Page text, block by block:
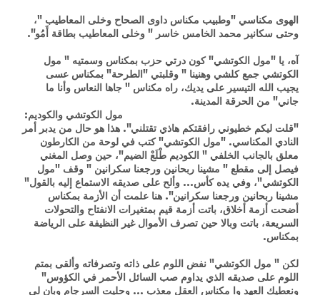
الهوى مكناسي "وطبيب مكناس داوى الصحاح وخلى المعاطيب "،
وحتى سكانير محمد الخامس خاسر " وخلى المعاطيب بطاقة أَمُو".
آه، يا "مول الكوتشي" كون درتي حزب بمكناس وسمتيه " مول
الكوتشي جمع كلشي وهنينا " وقلبتي "الطرحة" بمكناس عسى
يجيب الله التيسير على يديك، راه مكناس " جاها النعاس وأنا ما
جاني" من الحرقة المدينة.
مول الكوتشي والكوديم:
"قلت ليكم خطيوني رافقتكم هاذي تقتلني". هذا هو حال من يدبر أمر
النادي المكناسي. "مول الكوتشي" كتب في لوحة من الكارطون
معلق بالجانب الخلفي " الكوديم طْلَعْ الضيم"، حين وصل المغني
فيصل إلى مقطع " مشينا ربحانين ورجعنا سكرانين " وقف "مول
الكوتشي"، وفي يده كأس... وألح على صديقه الاستماع إليه بالقول"
مشينا ربحانين ورجعنا سكرانين". هنا علمت أن الأزمة بمكناس
أضحت أزمة أخلاق، باتت أزمة قيم بمتغيرات الانفتاح والتحولات
السريعة، باتت وبالا حين تصرف الأموال غير النظيفة على الرياضة
بمكناس.
لكن " مول الكوتشي" نفض اللوم على ذاته وتصرفاته وألقى بمتم
اللوم على صديقه الذي يداوم صب السائل الأحمر في الكؤوس"
ونعطيك العهد وا مكناس العقل معذب ... وحليت السرجام وبان لي